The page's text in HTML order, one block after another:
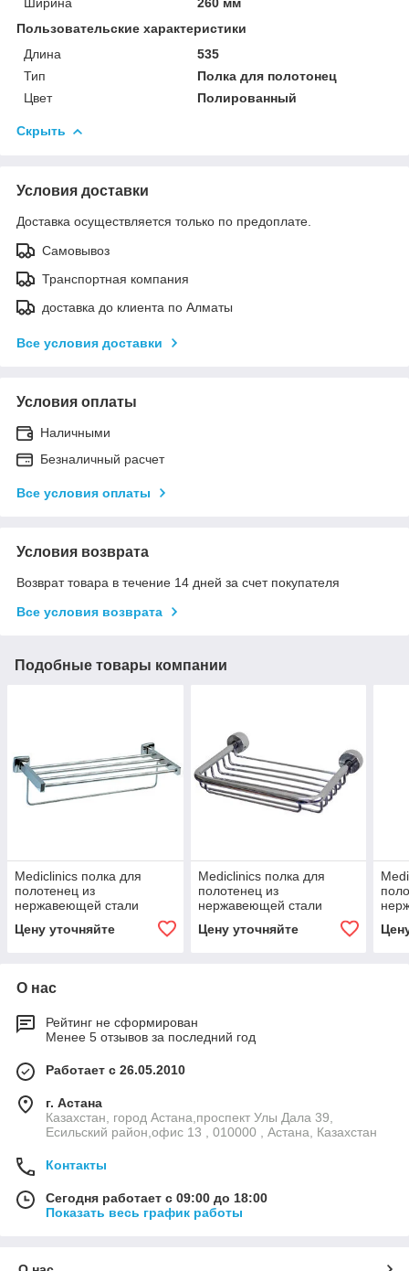
Пользовательские характеристики
Длина
535
Тип
Полка для полотонец
Цвет
Полированный
Скрыть
Условия доставки
Доставка осуществляется только по предоплате.
Самовывоз
Транспортная компания
доставка до клиента по Алматы
Все условия доставки
Условия оплаты
Наличными
Безналичный расчет
Все условия оплаты
Условия возврата
Возврат товара в течение 14 дней за счет покупателя
Все условия возврата
Подобные товары компании
Mediclinics полка для
полотенец из
нержавеющей стали
Цену уточняйте
Mediclinics полка для
полотенец из
нержавеющей стали
Цену уточняйте
О нас
Рейтинг не сформирован
Менее 5 отзывов за последний год
Работает с 26.05.2010
г. Астана
Казахстан, город Астана,проспект Улы Дала 39,
Есильский район,офис 13 , 010000 , Астана, Казахстан
Контакты
Сегодня работает с 09:00 до 18:00
Показать весь график работы